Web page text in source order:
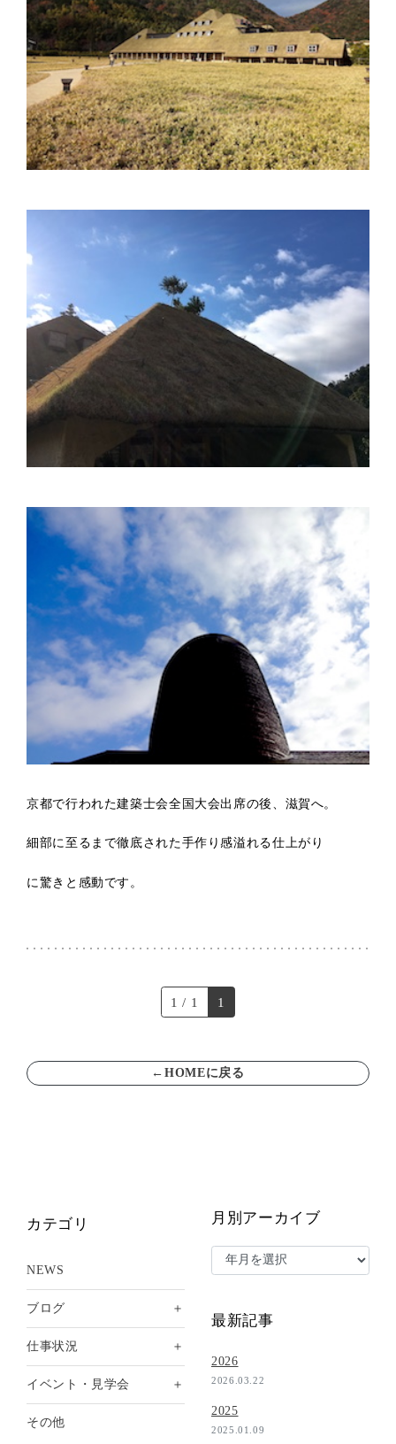
京都で行われた建築士会全国大会出席の後、滋賀へ。
細部に至るまで徹底された手作り感溢れる仕上がり
に驚きと感動です。
1 / 1 1
←HOMEに戻る
カテゴリ
NEWS
ブログ ＋
仕事状況 ＋
イベント・見学会 ＋
その他
月別アーカイブ
最新記事
2026
2026.03.22
2025
2025.01.09